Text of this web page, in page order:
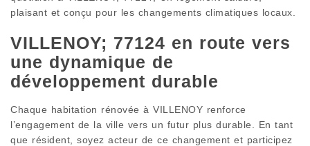
plaisant et conçu pour les changements climatiques locaux.
VILLENOY; 77124 en route vers
une dynamique de
développement durable
Chaque habitation rénovée à VILLENOY renforce
l’engagement de la ville vers un futur plus durable. En tant
que résident, soyez acteur de ce changement et participez